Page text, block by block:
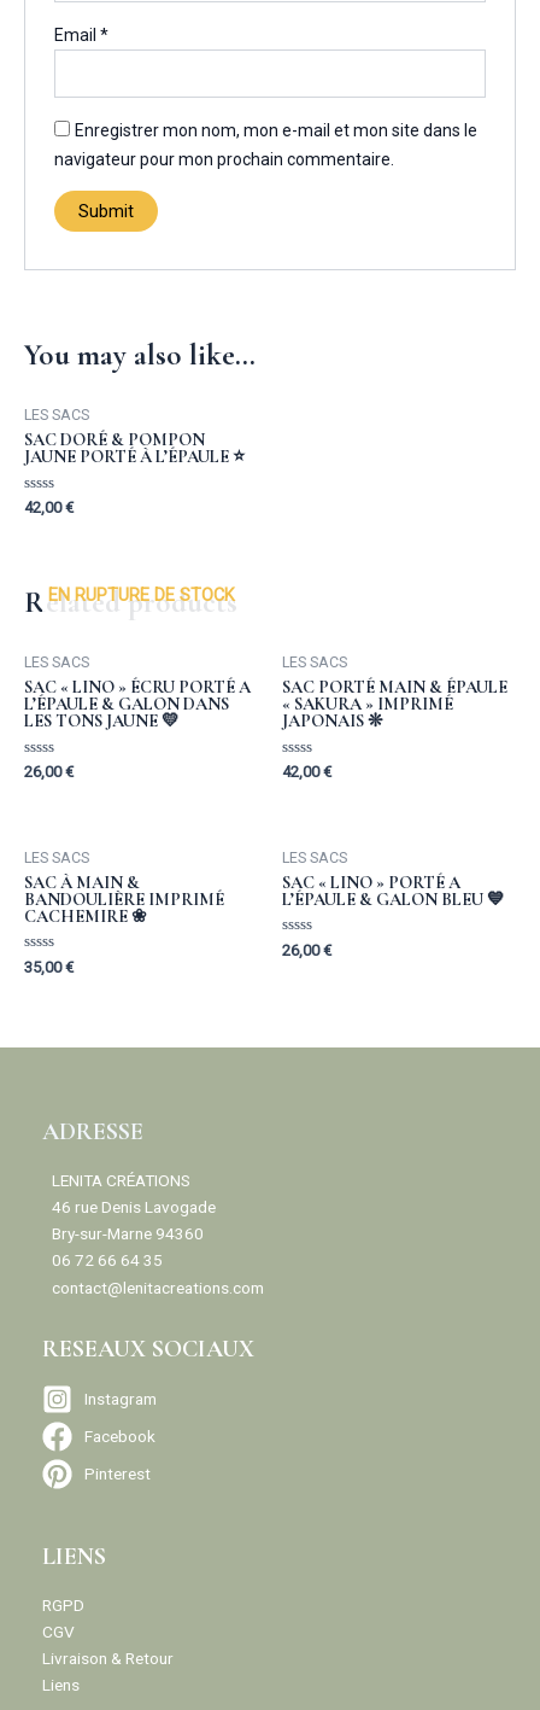
Email*
Enregistrer mon nom, mon e-mail et mon site dans le
navigateur pour mon prochain commentaire.
You may also like…
LES SACS
SAC DORÉ & POMPON
JAUNE PORTÉ À L’ÉPAULE ⭐️
Rated
42,00€
Related products
EN RUPTURE DE STOCK
LES SACS
SAC « LINO » ÉCRU PORTÉ A
L’ÉPAULE & GALON DANS
LES TONS JAUNE 💛
Rated
26,00€
LES SACS
SAC PORTÉ MAIN & ÉPAULE
« SAKURA » IMPRIMÉ
JAPONAIS ❊
Rated
42,00€
LES SACS
SAC À MAIN &
BANDOULIÈRE IMPRIMÉ
CACHEMIRE ❀
Rated
35,00€
LES SACS
SAC « LINO » PORTÉ A
L’ÉPAULE & GALON BLEU 💙
Rated
26,00€
ADRESSE
LENITA CRÉATIONS
46 rue Denis Lavogade
Bry-sur-Marne 94360
06 72 66 64 35
contact@lenitacreations.com
RESEAUX SOCIAUX
Instagram
Facebook
Pinterest
LIENS
RGPD
CGV
Livraison & Retour
Liens